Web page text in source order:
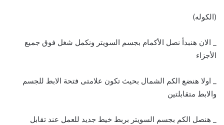
(الكوله)
_ الان هنبدأ نصل الأكمام بجسم السويتر ونكمل شغل فوق جميع
الأجزاء
_ اولا هنضع الكم الشمال بحيث تكون علامتى فتحة الابط للجسم
والابط متقابلتين
_ هنصل الكم بجسم السويتر بربط خيط جديد للعمل عند تقابل